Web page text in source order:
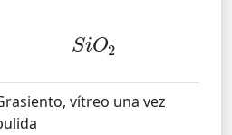
2
vítreo una vez